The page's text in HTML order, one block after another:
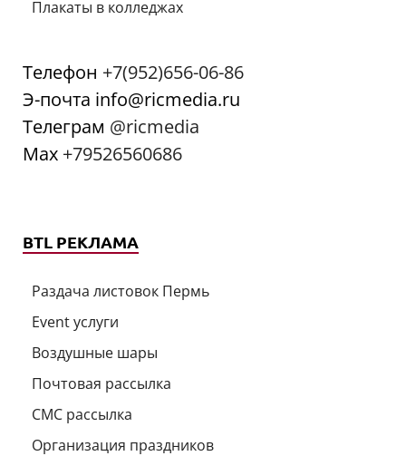
Плакаты в колледжах
Телефон +7(952)656-06-86
Э-почта info@ricmedia.ru
Телеграм @ricmedia
Мах +79526560686
BTL РЕКЛАМА
Раздача листовок Пермь
Event услуги
Воздушные шары
Почтовая рассылка
СМС рассылка
Организация праздников